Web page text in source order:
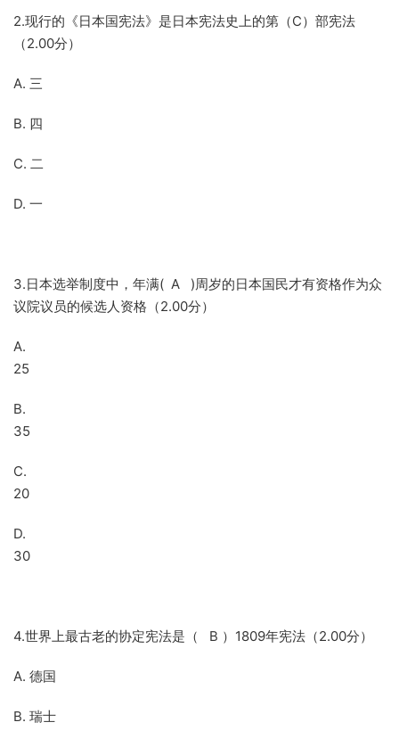
2.现行的《日本国宪法》是日本宪法史上的第（C）部宪法
（2.00分）
A. 三
B. 四
C. 二
D. 一
3.日本选举制度中，年满( A )周岁的日本国民才有资格作为众
议院议员的候选人资格（2.00分）
A.
25
B.
35
C.
20
D.
30
4.世界上最古老的协定宪法是（ B ）1809年宪法（2.00分）
A. 德国
B. 瑞士